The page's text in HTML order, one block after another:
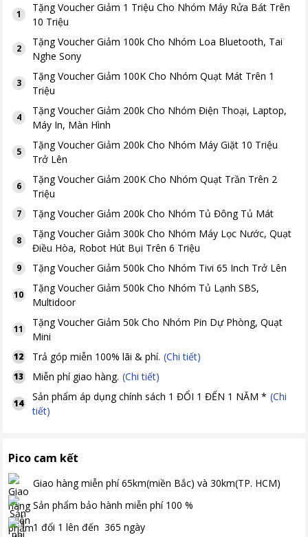
1
TặngVoucher Giảm 1 Triệu Cho Nhóm Máy Rửa Bát Trên
10 Triệu
2
TặngVoucher Giảm 100k Cho Nhóm Loa Bluetooth, Tai
Nghe Sony
3
TặngVoucher Giảm 100K Cho Nhóm Quạt Mát Trên 1
Triệu
4
TặngVoucher Giảm 200k Cho Nhóm Điện Thoại, Laptop,
Máy In, Màn Hình
5
TặngVoucher Giảm 200k Cho Nhóm Máy Giặt 10 Triệu
Trở Lên
6
TặngVoucher Giảm 200K Cho Nhóm Quạt Trần Trên 2
Triệu
7 TặngVoucher Giảm 200k Cho Nhóm Tủ Đông Tủ Mát
8
TặngVoucher Giảm 300k Cho Nhóm Máy Lọc Nước, Quạt
Điều Hòa, Robot Hút Bụi Trên 6 Triệu
9 TặngVoucher Giảm 500k Cho Nhóm Tivi 65 Inch Trở Lên
10
TặngVoucher Giảm 500k Cho Nhóm Tủ Lạnh SBS,
Multidoor
11
TặngVoucher Giảm 50k Cho Nhóm Pin Dự Phòng, Quạt
Mini
12 Trả góp miễn 100% lãi & phí. (Chi tiết)
13 Miễn phí giao hàng. (Chi tiết)
14
Sản phẩm áp dụng chính sách 1 ĐỔI 1 ĐẾN 1 NĂM * (Chi
tiết)
Pico cam kết
Giao hàng miễn phí 65km(miền Bắc) và 30km(TP. HCM)
Sản phẩm bảo hành miễn phí 100 %
1 đổi 1 lên đến 365 ngày